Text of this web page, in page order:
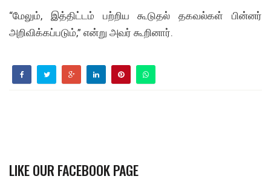
“மேலும், இத்திட்டம் பற்றிய கூடுதல் தகவல்கள் பின்னர்
அறிவிக்கப்படும்,” என்று அவர் கூறினார்.
LIKE OUR FACEBOOK PAGE